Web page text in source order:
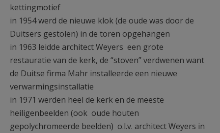
kettingmotief
in 1954 werd de nieuwe klok (de oude was door de
Duitsers gestolen) in de toren opgehangen
in 1963 leidde architect Weyers een grote
restauratie van de kerk, de “stoven” verdwenen want
de Duitse firma Mahr installeerde een nieuwe
verwarmingsinstallatie
in 1971 werden heel de kerk en de meeste
heiligenbeelden (ook oude houten
gepolychromeerde beelden) o.l.v. architect Weyers in